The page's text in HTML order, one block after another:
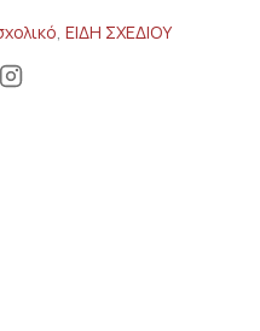
, ΕΙΔΗ ΣΧΕΔΙΟΥ